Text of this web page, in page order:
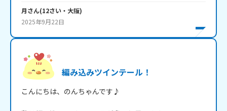
月さん(12さい・ 大阪)
2025年9月22日
編み込みツインテール！
こんにちは、のんちゃんです♪